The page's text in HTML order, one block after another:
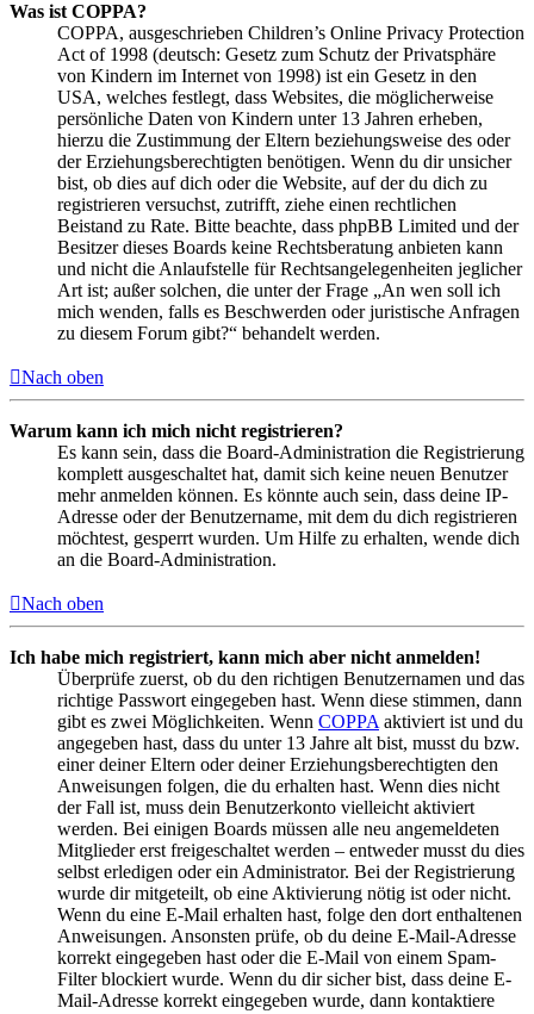
Was ist COPPA?
COPPA, ausgeschrieben Children’s Online Privacy Protection
Act of 1998 (deutsch: Gesetz zum Schutz der Privatsphäre
von Kindern im Internet von 1998) ist ein Gesetz in den
USA, welches festlegt, dass Websites, die möglicherweise
persönliche Daten von Kindern unter 13 Jahren erheben,
hierzu die Zustimmung der Eltern beziehungsweise des oder
der Erziehungsberechtigten benötigen. Wenn du dir unsicher
bist, ob dies auf dich oder die Website, auf der du dich zu
registrieren versuchst, zutrifft, ziehe einen rechtlichen
Beistand zu Rate. Bitte beachte, dass phpBB Limited und der
Besitzer dieses Boards keine Rechtsberatung anbieten kann
und nicht die Anlaufstelle für Rechtsangelegenheiten jeglicher
Art ist; außer solchen, die unter der Frage „An wen soll ich
mich wenden, falls es Beschwerden oder juristische Anfragen
zu diesem Forum gibt?“ behandelt werden.
Nach oben
Warum kann ich mich nicht registrieren?
Es kann sein, dass die Board-Administration die Registrierung
komplett ausgeschaltet hat, damit sich keine neuen Benutzer
mehr anmelden können. Es könnte auch sein, dass deine IP-
Adresse oder der Benutzername, mit dem du dich registrieren
möchtest, gesperrt wurden. Um Hilfe zu erhalten, wende dich
an die Board-Administration.
Nach oben
Ich habe mich registriert, kann mich aber nicht anmelden!
Überprüfe zuerst, ob du den richtigen Benutzernamen und das
richtige Passwort eingegeben hast. Wenn diese stimmen, dann
gibt es zwei Möglichkeiten. Wenn COPPA aktiviert ist und du
angegeben hast, dass du unter 13 Jahre alt bist, musst du bzw.
einer deiner Eltern oder deiner Erziehungsberechtigten den
Anweisungen folgen, die du erhalten hast. Wenn dies nicht
der Fall ist, muss dein Benutzerkonto vielleicht aktiviert
werden. Bei einigen Boards müssen alle neu angemeldeten
Mitglieder erst freigeschaltet werden – entweder musst du dies
selbst erledigen oder ein Administrator. Bei der Registrierung
wurde dir mitgeteilt, ob eine Aktivierung nötig ist oder nicht.
Wenn du eine E-Mail erhalten hast, folge den dort enthaltenen
Anweisungen. Ansonsten prüfe, ob du deine E-Mail-Adresse
korrekt eingegeben hast oder die E-Mail von einem Spam-
Filter blockiert wurde. Wenn du dir sicher bist, dass deine E-
Mail-Adresse korrekt eingegeben wurde, dann kontaktiere